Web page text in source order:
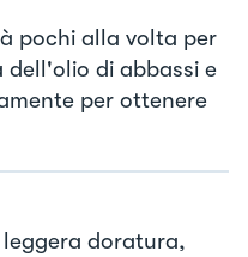
pochi alla volta per
di abbassi e
per ottenere
doratura,